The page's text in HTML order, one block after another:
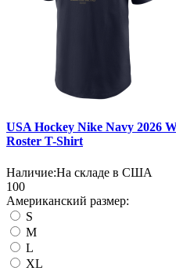
USA Hockey Nike Navy 2026
Roster T-Shirt
Наличие:На складе в США
100
Американский размер:
S
M
L
XL